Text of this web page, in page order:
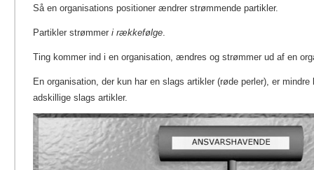
Så en organisations positioner ændrer strømmende partikler.
Partikler strømmer i rækkefølge
Ting kommer ind i en organisation, ændres og strømmer ud af en
En organisation, der kun har en slags artikler (røde perler), er
adskillige slags artikler.